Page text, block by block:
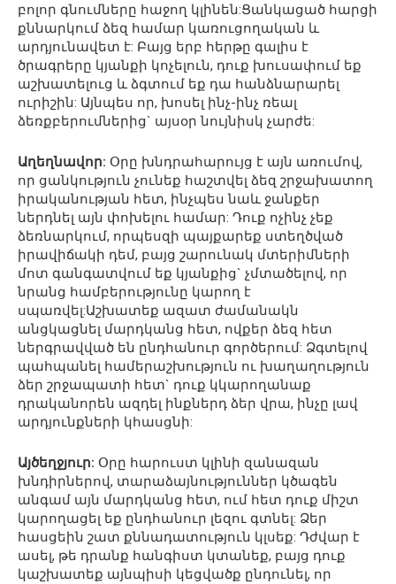
բոլոր գնումները հաջող կլինեն:Ցանկացած հարցի
քննարկում ձեզ համար կառուցողական և
արդյունավետ է: Բայց երբ հերթը գալիս է
ծրագրերը կյանքի կոչելուն, դուք խուսափում եք
աշխատելուց և ձգտում եք դա հանձնարարել
ուրիշին: Այնպես որ, խոսել ինչ-ինչ ռեալ
ձեռքբերումներից` այսօր նույնիսկ չարժե:
Աղեղնավոր: Օրը խնդրահարույց է այն առումով,
որ ցանկություն չունեք հաշտվել ձեզ շրջախատող
իրականության հետ, ինչպես նաև ջանքեր
ներդնել այն փոխելու համար: Դուք ոչինչ չեք
ձեռնարկում, որպեսզի պայքարեք ստեղծված
իրավիճակի դեմ, բայց շարունակ մտերիմների
մոտ գանգատվում եք կյանքից` չմտածելով, որ
նրանց համբերությունը կարող է
սպառվել:Աշխատեք ազատ ժամանակն
անցկացնել մարդկանց հետ, ովքեր ձեզ հետ
ներգրավված են ընդհանուր գործերում: Ձգտելով
պահպանել համերաշխություն ու խաղաղություն
ձեր շրջապատի հետ` դուք կկարողանաք
դրականորեն ազդել ինքներդ ձեր վրա, ինչը լավ
արդյունքների կհասցնի:
Այծեղջյուր: Օրը հարուստ կլինի զանազան
խնդիրներով, տարաձայնություններ կծագեն
անգամ այն մարդկանց հետ, ում հետ դուք միշտ
կարողացել եք ընդհանուր լեզու գտնել: Ձեր
հասցեին շատ քննադատություն կլսեք: Դժվար է
ասել, թե դրանք հանգիստ կտանեք, բայց դուք
կաշխատեք այնպիսի կեցվածք ընդունել, որ